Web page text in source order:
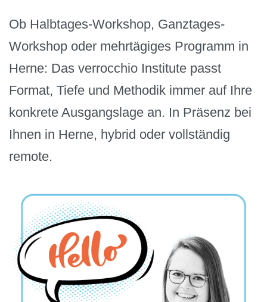
Ob Halbtages-Workshop, Ganztages-
Workshop oder mehrtägiges Programm in
Herne: Das verrocchio Institute passt
Format, Tiefe und Methodik immer auf Ihre
konkrete Ausgangslage an. In Präsenz bei
Ihnen in Herne, hybrid oder vollständig
remote.